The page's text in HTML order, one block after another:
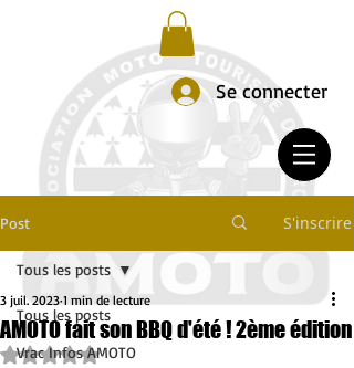
Se connecter
Post S'inscrire
Tous les posts
Vrac Infos AMOTO
Tous les posts
AMOTO fait son BBQ d'été ! 2ème édition
3 juil. 2023 1 min de lecture
Noté NaN étoiles sur 5.